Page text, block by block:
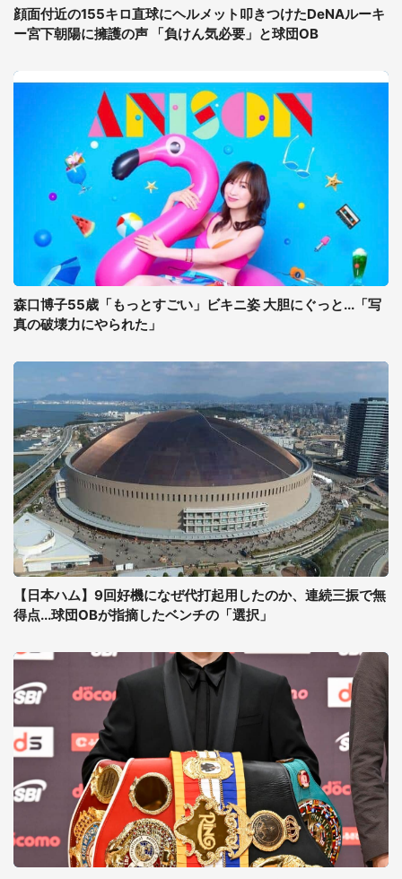
顔面付近の155キロ直球にヘルメット叩きつけたDeNAルーキ
ー宮下朝陽に擁護の声 「負けん気必要」と球団OB
森口博子55歳「もっとすごい」ビキニ姿 大胆にぐっと...「写
真の破壊力にやられた」
【日本ハム】9回好機になぜ代打起用したのか、連続三振で無
得点...球団OBが指摘したベンチの「選択」